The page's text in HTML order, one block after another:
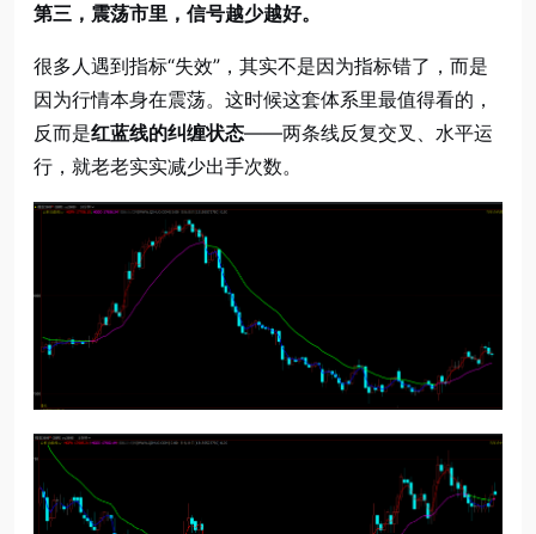
第三，震荡市里，信号越少越好。
很多人遇到指标“失效”，其实不是因为指标错了，而是
因为行情本身在震荡。这时候这套体系里最值得看的，
反而是红蓝线的纠缠状态——两条线反复交叉、水平运
行，就老老实实减少出手次数。